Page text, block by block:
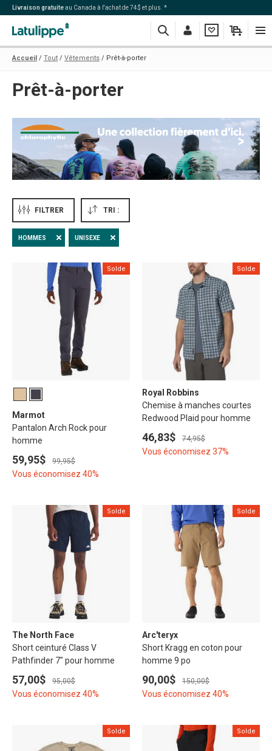
Livraison gratuiteau Canada à l'achat de 74$ et plus. *
Recherche
Me Ma Mon
Accueil Tout Vêtements Prêt-à-porter
Prêt-à-porter
FILTRER TRI :
HOMMES UNISEXE
Solde
Marmot
Pantalon Arch Rock pour
homme
59,95$ 99,95$
Vous économisez 40%
Solde
Royal Robbins
Chemise à manches courtes
Redwood Plaid pour homme
46,83$ 74,95$
Vous économisez 37%
Solde
The North Face
Short ceinturé Class V
Pathfinder 7" pour homme
57,00$ 95,00$
Vous économisez 40%
Solde
Arc'teryx
Short Kragg en coton pour
homme 9 po
90,00$ 150,00$
Vous économisez 40%
Solde Solde